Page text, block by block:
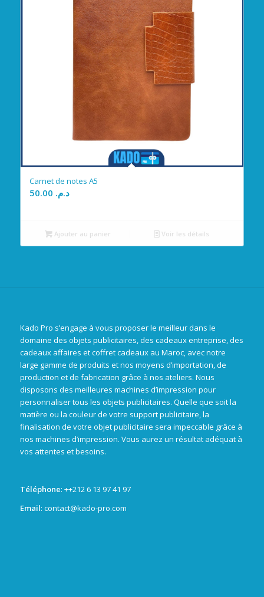
Carnet de notes A5
د.م.
Ajouter au panier Voir les détails
Kado Pro s’engage à vous proposer le meilleur dans le
domaine des objets publicitaires, des cadeaux entreprise, des
cadeaux affaires et coffret cadeaux au Maroc, avec notre
large gamme de produits et nos moyens d’importation, de
production et de fabrication grâce à nos ateliers. Nous
disposons des meilleures machines d’impression pour
personnaliser tous les objets publicitaires. Quelle que soit la
matière ou la couleur de votre support publicitaire, la
finalisation de votre objet publicitaire sera impeccable grâce à
nos machines d’impression. Vous aurez un résultat adéquat à
vos attentes et besoins.
Téléphone: ++212 6 13 97 41 97
Email: contact@kado-pro.com